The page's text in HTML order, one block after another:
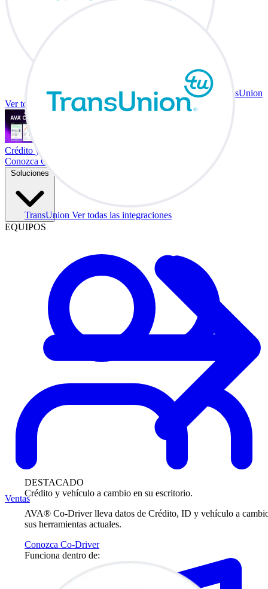
TransUnion Ver todas las integraciones
DESTACADO
Crédito y vehículo a cambio en su escritorio.
AVA® Co-Driver lleva datos de Crédito, ID y vehículo a
sus herramientas actuales.
Conozca Co-Driver
Funciona dentro de:
TransUnion
Ver todas las integraciones
Crédito y vehículo a cambio en su escritorio.
Conozca Co-Driver
Soluciones
EQUIPOS
Ventas